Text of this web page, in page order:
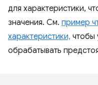
для характеристики,
значения. См. пример
характеристики, чтобы
обрабатывать